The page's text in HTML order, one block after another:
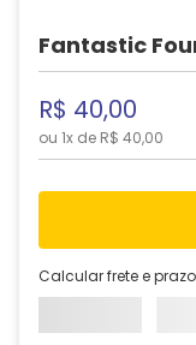
Fantastic
R$ 40,00
ou 1x de R$ 40,00
Calcular frete e